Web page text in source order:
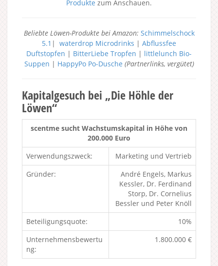
Produkte zum Anschauen.
Beliebte Löwen-Produkte bei Amazon: Schimmelschock
5.1 | waterdrop Microdrinks | Abflussfee
Duftstopfen | BitterLiebe Tropfen | littlelunch Bio-
Suppen | HappyPo Po-Dusche (Partnerlinks, vergütet)
Kapitalgesuch bei „Die Höhle der
Löwen“
scentme sucht Wachstumskapital in Höhe von
200.000 Euro
Verwendungszweck:
Marketing und Vertrieb
Gründer:
André Engels, Markus
Kessler, Dr. Ferdinand
Storp, Dr. Cornelius
Bessler und Peter Knöll
Beteiligungsquote:
10%
Unternehmensbewertu
ng:
1.800.000 €